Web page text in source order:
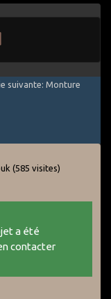
suivante: Monture
(585 visites)
a été
contacter